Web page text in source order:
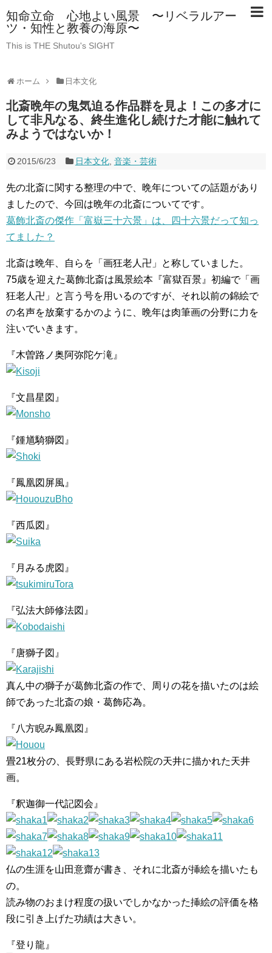
知命立命 心地よい風景 〜リベラルアー
ツ・知性と教養の海原〜
This is THE Shutou's SIGHT
ホーム 日本文化
北斎晩年の鬼気迫る作品群を見よ！この多才に
して非凡なる、終生進化し続けた才能に触れて
みようではないか！
2015/6/23 日本文化, 音楽・芸術
先の北斎に関する整理の中で、晩年についての話題があり
ましたので、今回は晩年の北斎についてです。
葛飾北斎の傑作「富嶽三十六景」は、四十六景だって知っ
てました？
北斎は晩年、自らを「画狂老人卍」と称していました。
75歳を迎えた葛飾北斎は風景絵本『富獄百景』初編で「画
狂老人卍」と言う号を用いるのですが、それ以前の錦絵で
の名声を放棄するかのように、晩年は肉筆画の分野に力を
注いでいきます。
『木曽路ノ奥阿弥陀ケ滝』
『文昌星図』
『鍾馗騎獅図』
『鳳凰図屏風』
『西瓜図』
『月みる虎図』
『弘法大師修法図』
『唐獅子図』
真ん中の獅子が葛飾北斎の作で、周りの花を描いたのは絵
師であった北斎の娘・葛飾応為。
『八方睨み鳳凰図』
畳21枚分の、長野県にある岩松院の天井に描かれた天井
画。
『釈迦御一代記図会』
仏の生涯を山田意齋が書き、それに北斎が挿絵を描いたも
の。
読み物のおまけ程度の扱いでしかなかった挿絵の評価を格
段に引き上げた功績は大きい。
『登り龍』